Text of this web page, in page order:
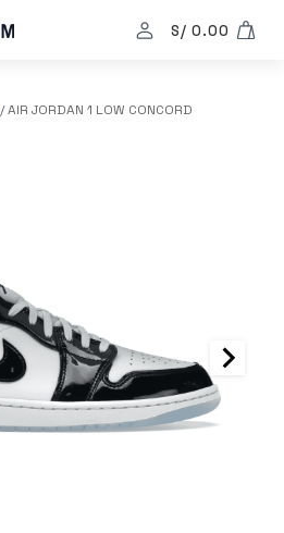
S/ 0.00
/ AIR JORDAN 1 LOW CONCORD